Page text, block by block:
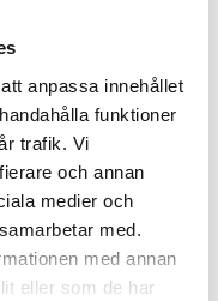
anpassa innehållet
funktioner
trafik. Vi
och annan
medier och
med.
med annan
eller som de har
6